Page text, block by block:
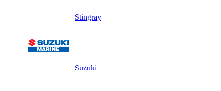
Stingray
Suzuki